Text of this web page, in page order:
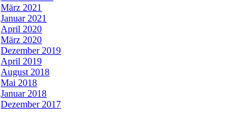
März 2021
Januar 2021
April 2020
März 2020
Dezember 2019
April 2019
August 2018
Mai 2018
Januar 2018
Dezember 2017